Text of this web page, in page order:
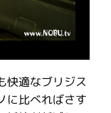
快適なブリジス
に比べればさす